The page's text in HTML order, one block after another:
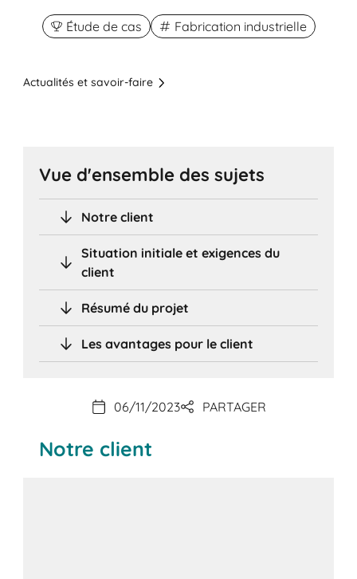
Étude de cas Fabrication industrielle
Actualités et savoir-faire
Vue d'ensemble des sujets
Notre client
Situation initiale et exigences du
client
Résumé du projet
Les avantages pour le client
06/11/2023 PARTAGER
Notre client